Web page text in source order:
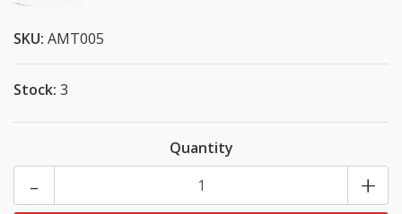
SKU: AMT005
Stock: 3
Quantity
+
-